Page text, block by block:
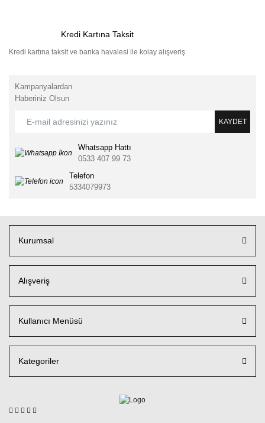
Kredi Kartına Taksit
Kredi kartına taksit ve banka havalesi ile kolay alışveriş
Kampanyalardan
Haberiniz Olsun
KAYDET
Whatsapp Hattı
0533 407 99 73
Telefon
5334079973
Kurumsal
Alışveriş
Kullanıcı Menüsü
Kategoriler